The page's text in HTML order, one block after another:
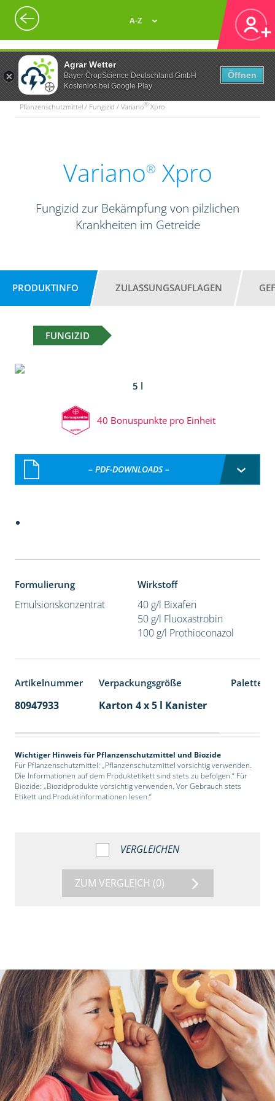
Agrar Wetter
Bayer CropScience Deutschland GmbH
Kostenlos bei Google Play
Öffnen
A-Z
Pflanzenschutzmittel / Fungizid / Variano® Xpro
Variano® Xpro
Fungizid zur Bekämpfung von pilzlichen
Krankheiten im Getreide
PRODUKTINFO ZULASSUNGSAUFLAGEN
FUNGIZID
5 l
40 Bonuspunkte pro Einheit
– PDF-DOWNLOADS –
Formulierung
Emulsionskonzentrat
Wirkstoff
40 g/l Bixafen
50 g/l Fluoxastrobin
100 g/l Prothioconazol
Artikelnummer Verpackungsgröße
80947933 Karton 4 x 5 l Kanister
Wichtiger Hinweis für Pflanzenschutzmittel und Biozide
Für Pflanzenschutzmittel: „Pflanzenschutzmittel vorsichtig verwenden.
Die Informationen auf dem Produktetikett sind stets zu befolgen.“ Für
Biozide: „Biozidprodukte vorsichtig verwenden. Vor Gebrauch stets
Etikett und Produktinformationen lesen.“
VERGLEICHEN
ZUM VERGLEICH (0)